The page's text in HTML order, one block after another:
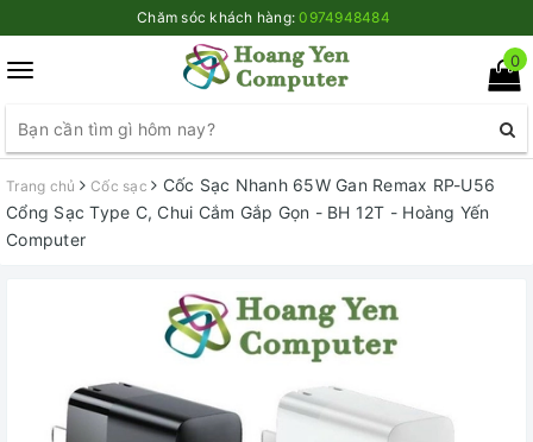
Chăm sóc khách hàng:0974948484
Toggle
0
Trang chủ Cốc sạc
Cốc Sạc Nhanh 65W Gan Remax RP-U56
Cổng Sạc Type C, Chui Cắm Gắp Gọn - BH 12T - Hoàng Yến
Computer